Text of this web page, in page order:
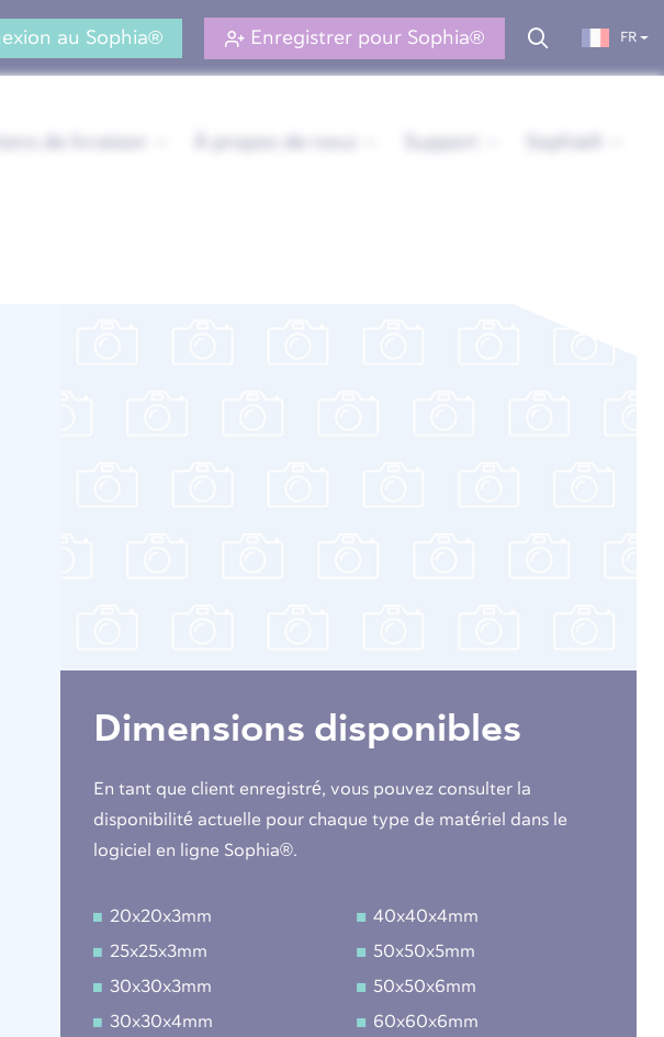
au Sophia® Enregistrer pour Sophia® FR
Dimensions disponibles
En tant que client enregistré, vous pouvez consulter la
disponibilité actuelle pour chaque type de matériel dans le
logiciel en ligne Sophia®.
20x20x3mm
25x25x3mm
30x30x3mm
30x30x4mm
40x40x4mm
50x50x5mm
50x50x6mm
60x60x6mm